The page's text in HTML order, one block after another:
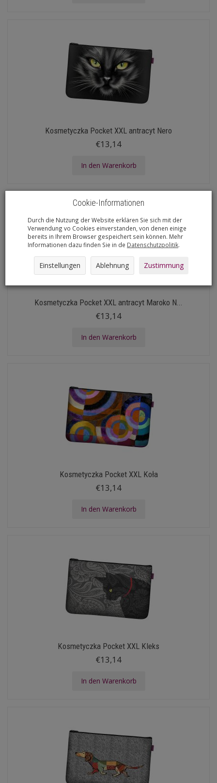
Kosmetyczka Pocket XXL antracyt Nero
€13,14
In den Warenkorb
Kosmetyczka Pocket XXL antracyt Maroko N...
€13,14
In den Warenkorb
Kosmetyczka Pocket XXL Koła
€13,14
In den Warenkorb
Kosmetyczka Pocket XXL Kleks
€13,14
In den Warenkorb
Cookie-Informationen
Durch die Nutzung der Website erklären Sie sich mit der
Verwendung vo Cookies einverstanden, von denen einige
bereits in Ihrem Browser gespeichert sein können. Mehr
Informationen dazu finden Sie in de Datenschutzpolitik.
Einstellungen Ablehnung Zustimmung